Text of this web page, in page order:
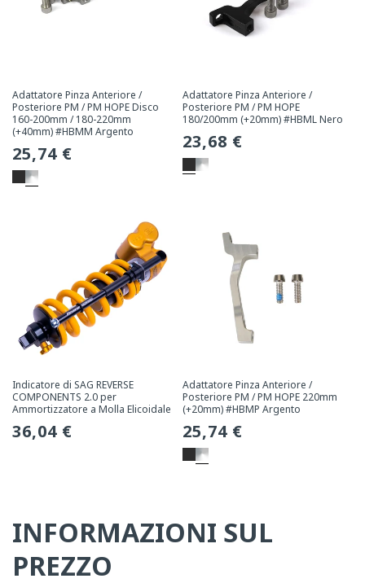
Adattatore Pinza Anteriore /
Posteriore PM / PM HOPE Disco
160-200mm / 180-220mm
(+40mm) #HBMM Argento
Prezzo
normale
25,74 €
Adattatore Pinza Anteriore /
Posteriore PM / PM HOPE
180/200mm (+20mm) #HBML Nero
Prezzo
normale
23,68 €
Indicatore di SAG REVERSE
COMPONENTS 2.0 per
Ammortizzatore a Molla Elicoidale
Prezzo
36,04 €
Adattatore Pinza Anteriore /
Posteriore PM / PM HOPE 220mm
(+20mm) #HBMP Argento
Prezzo
normale
25,74 €
INFORMAZIONI SUL
PREZZO